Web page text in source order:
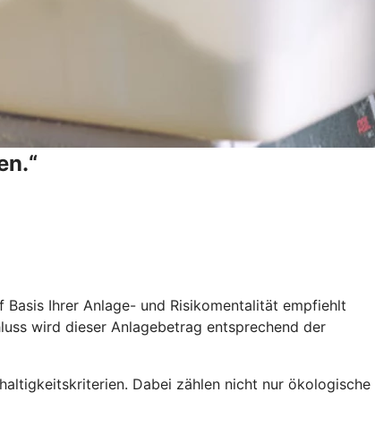
Ihrer Anlage- und Risikomentalität empfiehlt
wird dieser Anlagebetrag entsprechend der
Dabei zählen nicht nur ökologische